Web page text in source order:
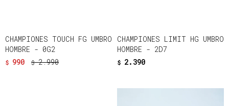
CHAMPIONES TOUCH FG UMBRO
HOMBRE - 0G2
$ 990 $ 2.990
CHAMPIONES LIMIT HG UMBRO
HOMBRE - 2D7
$ 2.390